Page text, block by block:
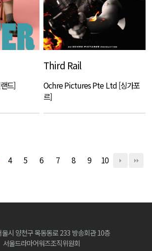
드]
Third Rail
Ochre Pictures Pte Ltd [싱가포
르]
4 5 6 7 8 9 10
시 양천구 목동동로 233 방송회관 10층
서울드라마어워즈조직위원회